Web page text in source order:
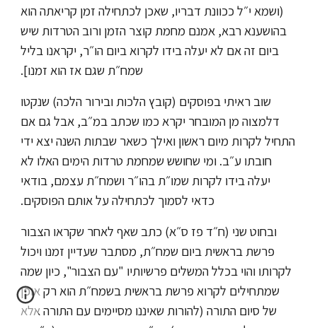
(ושמא י״ל ככוונת דבריו, שאכן לכתחילה זמן קריאתה הוא
בהושענא רבא, אמנם מחמת קוצר הזמן ורוב הטרדות שיש
ביום זה אם לא יעלה בידו לקרוא ביום הו״ר, יקראנו בליל
שמח״ת שגם אז הוא זמנו].
שוב ראיתי בפוסקים (קובץ הלכות ובירור הלכה) שנקטו
דלמצוה מן המובחר יקרא כמו שכתב במ״ב, אבל גם אם
התחיל לקרות מיום ראשון ואילך כשאר שבתות השנה יצא ידי
חובתו ע״ב. ומי שחושש שמחמת טרדות הימים האלו לא
יעלה בידו לקרות שמו״ת בהו״ר ושמח״ת עצמם, בודאי
כדאי לסמוך לכתחילה על אותם הפוסקים.
ובחוט שני (ח״ד פז ס״א) כתב שאף לאחר שקראו הצבור
פרשת בראשית ביום שמח״ת, מסתבר שעדיין זמנו ויכול
לקרותו והוי בכלל המשלים פרשיותיו "עם הצבור", כיון שמה
שמתחילים לקרוא פרשת בראשית בשמח״ת הוא רק אופן
של סיום התורה (להורות שאיננו מסיימים עם התורה אלא